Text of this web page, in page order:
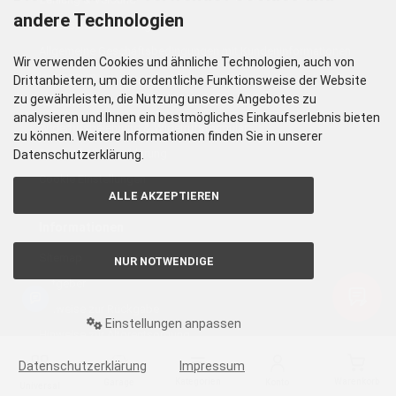
Datenschutzerklärung
Impressum
Kontakt
Widerrufsbelehrung & Widerrufsformular
Barrierefreiheitserklärung
Cookie Einstellungen
Ratgeber
Hinweise zur Altörentsorgung
Hinweise zur Batterieentsorgung
andere Technologien
Wir verwenden Cookies und ähnliche Technologien, auch von
Drittanbietern, um die ordentliche Funktionsweise der Website
zu gewährleisten, die Nutzung unseres Angebotes zu
analysieren und Ihnen ein bestmögliches Einkaufserlebnis bieten
zu können. Weitere Informationen finden Sie in unserer
Datenschutzerklärung.
ALLE AKZEPTIEREN
NUR NOTWENDIGE
Einstellungen anpassen
Datenschutzerklärung Impressum